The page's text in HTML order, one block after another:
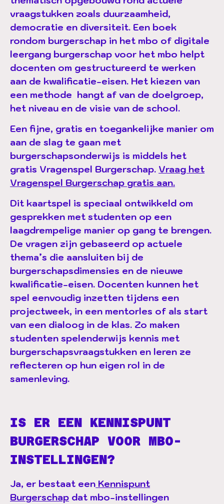
vraagstukken zoals duurzaamheid,
democratie en diversiteit. Een boek
rondom burgerschap in het mbo of digitale
leergang burgerschap voor het mbo helpt
docenten om gestructureerd te werken
aan de kwalificatie-eisen. Het kiezen van
een methode hangt af van de doelgroep,
het niveau en de visie van de school.
Een fijne, gratis en toegankelijke manier om
aan de slag te gaan met
burgerschapsonderwijs is middels het
gratis Vragenspel Burgerschap. Vraag het
Vragenspel Burgerschap gratis aan.
Dit kaartspel is speciaal ontwikkeld om
gesprekken met studenten op een
laagdrempelige manier op gang te brengen.
De vragen zijn gebaseerd op actuele
thema’s die aansluiten bij de
burgerschapsdimensies en de nieuwe
kwalificatie-eisen. Docenten kunnen het
spel eenvoudig inzetten tijdens een
projectweek, in een mentorles of als start
van een dialoog in de klas. Zo maken
studenten spelenderwijs kennis met
burgerschapsvraagstukken en leren ze
reflecteren op hun eigen rol in de
samenleving.
IS ER EEN KENNISPUNT
BURGERSCHAP VOOR MBO-
INSTELLINGEN?
Ja, er bestaat een Kennispunt
Burgerschap dat mbo-instellingen